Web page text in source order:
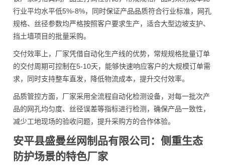
行业平均水平低5%-8%，同时保证产品品质符合行业标准，网孔
规格、丝径参数均严格按照客户要求生产，适合大型边坡支护、
挡土墙项目的批量采购。
交付效率上，厂家凭借自动化生产线的优势，常规规格批量订单
的交付周期可控制在5-10天，能够快速响应客户的大规模订单需
求，同时支持整车直发，降低物流成本，提升交付效率。
品质管控方面，厂家采用全流程自动化检测设备，对每一批次产
品的网孔均匀度、丝径误差等指标进行检测，确保产品一致性，
减少工地现场的验收问题，提升采购方的合作体验。
安平县盛曼丝网制品有限公司：侧重生态
防护场景的特色厂家